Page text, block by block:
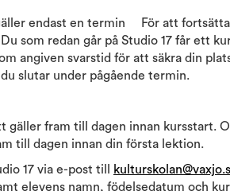
endast en termin För att fortsätta
som redan går på Studio 17 får ett
angiven svarstid för att säkra din
slutar under pågående termin.
gäller fram till dagen innan kursstart.
till dagen innan din första lektion.
17 via e-post till
elevens namn, födelsedatum och